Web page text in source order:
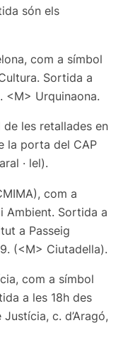
són els
​​com a símbol
Sortida a
<M> Urquinaona.
de les retallades en
la porta del CAP
· lel).
com a
Ambient. Sortida a
a Passeig
(<M> Ciutadella).
com a símbol
a les 18h des
c. d’Aragó,